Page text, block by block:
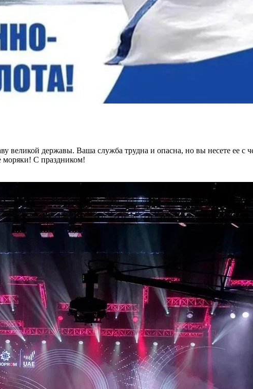
великой державы. Ваша служба трудна и опасна, но вы несете ее с
моряки! С праздником!